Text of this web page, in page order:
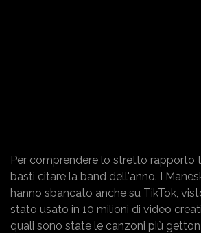
Per comprendere lo stretto rapporto
basti citare la band dell'anno. I
hanno sbancato anche su TikTok,
stato usato in 10 milioni di video
quali sono state le canzoni più